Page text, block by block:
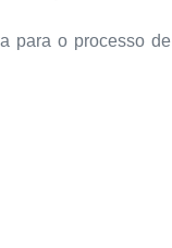
para o processo